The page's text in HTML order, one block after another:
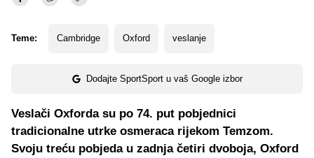
Teme: Cambridge Oxford veslanje
Dodajte SportSport u vaš Google izbor
Veslači Oxforda su po 74. put pobjednici
tradicionalne utrke osmeraca rijekom Temzom.
Svoju treću pobjeda u zadnja četiri dvoboja, Oxford